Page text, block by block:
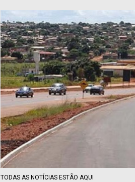
TODAS AS NOTÍCIAS ESTÃO AQUI